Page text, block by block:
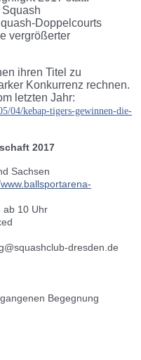
Doppelcourts
vergrößerter
ihren Titel zu
Konkurrenz rechnen.
letzten Jahr:
04/kebap-tigers-gewinnen-die-
2017
Sachsen
www.ballsportarena-
10 Uhr
dresden.de
Begegnung